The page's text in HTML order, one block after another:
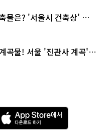
물은? '서울시 건축상' 수
곡물! 서울 '진관사 계곡'이
A
p
p